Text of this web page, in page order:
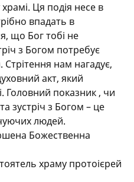
Ця подія несе в
впадать в
що Бог тобі не
з Богом потребує
Стрітення нам нагадує,
акт, який
Головний показник , чи
зустріч з Богом – це
людей.
Божественна
храму протоієрей